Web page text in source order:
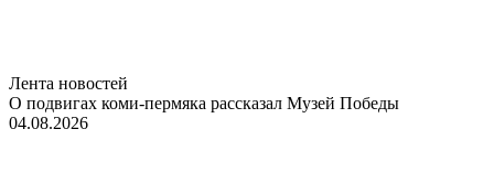
Лента новостей
О подвигах коми-пермяка рассказал Музей Победы
04.08.2026